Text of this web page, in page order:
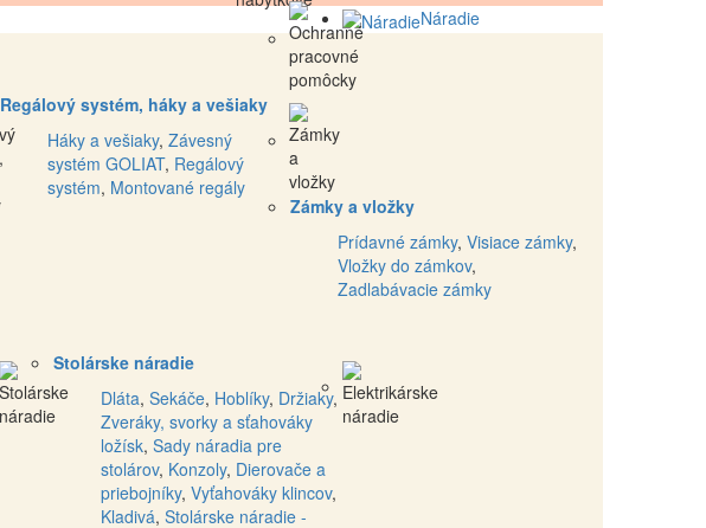
Regálový systém, háky a vešiaky
Háky a vešiaky, Závesný
systém GOLIAT, Regálový
systém, Montované regály
Zámky a vložky
Prídavné zámky, Visiace zámky,
Vložky do zámkov,
Zadlabávacie zámky
Náradie
Stolárske náradie
Dláta, Sekáče, Hoblíky, Držiaky,
Zveráky, svorky a sťahováky
ložísk, Sady náradia pre
stolárov, Konzoly, Dierovače a
priebojníky, Vyťahováky klincov,
Kladivá, Stolárske náradie -